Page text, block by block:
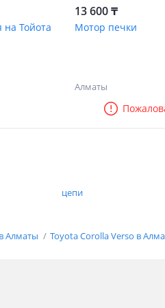
Тойота
13 600 ₸
Мотор печки
Алматы
цепи
Алматы Toyota Corolla Verso в